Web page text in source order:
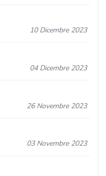
10 Dicembre 2023
04 Dicembre 2023
26 Novembre 2023
03 Novembre 2023